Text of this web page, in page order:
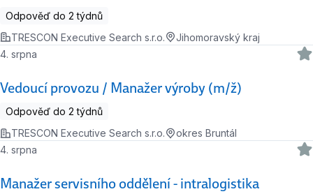
Odpověď do 2 týdnů
TRESCON Executive Search s.r.o.
Jihomoravský kraj
Vedoucí provozu / Manažer výroby (m/ž)
4. srpna
Odpověď do 2 týdnů
TRESCON Executive Search s.r.o.
okres Bruntál
Manažer servisního oddělení - intralogistika
4. srpna